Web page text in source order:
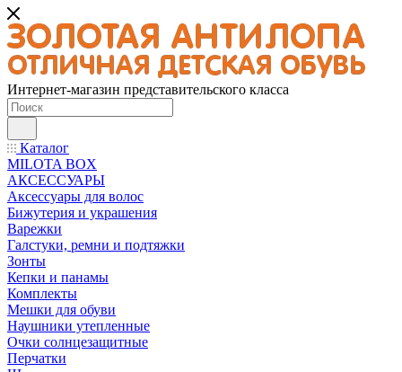
Интернет-магазин представительского класса
Каталог
MILOTA BOX
АКСЕССУАРЫ
Аксессуары для волос
Бижутерия и украшения
Варежки
Галстуки, ремни и подтяжки
Зонты
Кепки и панамы
Комплекты
Мешки для обуви
Наушники утепленные
Очки солнцезащитные
Перчатки